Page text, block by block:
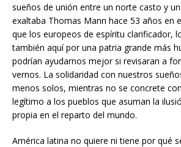
sueños de unión entre un norte casto y
exaltaba Thomas Mann hace 53 años en
que los europeos de espíritu clarificador,
también aquí por una patria grande más
podrían ayudarnos mejor si revisaran a
vernos. La solidaridad con nuestros
menos solos, mientras no se concrete
legítimo a los pueblos que asuman la
propia en el reparto del mundo.
América latina no quiere ni tiene por qué